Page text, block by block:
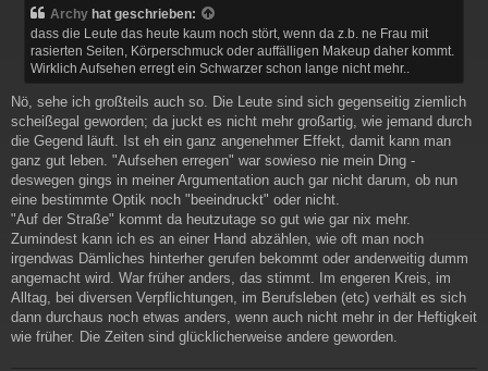
Archy hat geschrieben:
dass die Leute das heute kaum noch stört, wenn da z.b. ne Frau mit
rasierten Seiten, Körperschmuck oder auffälligen Makeup daher kommt.
Wirklich Aufsehen erregt ein Schwarzer schon lange nicht mehr..
Nö, sehe ich großteils auch so. Die Leute sind sich gegenseitig ziemlich
scheißegal geworden; da juckt es nicht mehr großartig, wie jemand durch
die Gegend läuft. Ist eh ein ganz angenehmer Effekt, damit kann man
ganz gut leben. "Aufsehen erregen" war sowieso nie mein Ding -
deswegen gings in meiner Argumentation auch gar nicht darum, ob nun
eine bestimmte Optik noch "beeindruckt" oder nicht.
"Auf der Straße" kommt da heutzutage so gut wie gar nix mehr.
Zumindest kann ich es an einer Hand abzählen, wie oft man noch
irgendwas Dämliches hinterher gerufen bekommt oder anderweitig dumm
angemacht wird. War früher anders, das stimmt. Im engeren Kreis, im
Alltag, bei diversen Verpflichtungen, im Berufsleben (etc) verhält es sich
dann durchaus noch etwas anders, wenn auch nicht mehr in der Heftigkeit
wie früher. Die Zeiten sind glücklicherweise andere geworden.